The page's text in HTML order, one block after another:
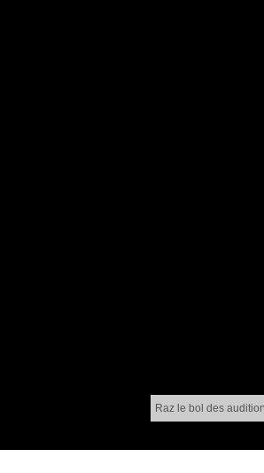
Quelle drôle d'idée...